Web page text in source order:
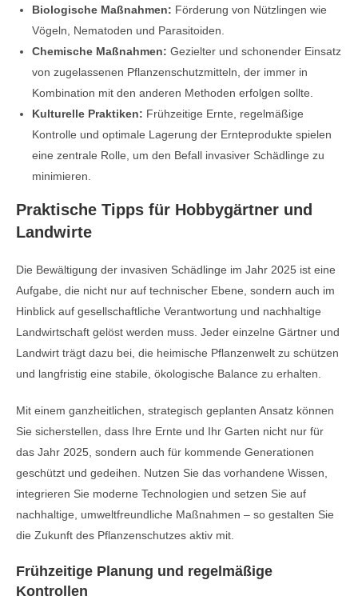
Biologische Maßnahmen: Förderung von Nützlingen wie
Vögeln, Nematoden und Parasitoiden.
Chemische Maßnahmen: Gezielter und schonender Einsatz
von zugelassenen Pflanzenschutzmitteln, der immer in
Kombination mit den anderen Methoden erfolgen sollte.
Kulturelle Praktiken: Frühzeitige Ernte, regelmäßige
Kontrolle und optimale Lagerung der Ernteprodukte spielen
eine zentrale Rolle, um den Befall invasiver Schädlinge zu
minimieren.
Praktische Tipps für Hobbygärtner und
Landwirte
Die Bewältigung der invasiven Schädlinge im Jahr 2025 ist eine
Aufgabe, die nicht nur auf technischer Ebene, sondern auch im
Hinblick auf gesellschaftliche Verantwortung und nachhaltige
Landwirtschaft gelöst werden muss. Jeder einzelne Gärtner und
Landwirt trägt dazu bei, die heimische Pflanzenwelt zu schützen
und langfristig eine stabile, ökologische Balance zu erhalten.
Mit einem ganzheitlichen, strategisch geplanten Ansatz können
Sie sicherstellen, dass Ihre Ernte und Ihr Garten nicht nur für
das Jahr 2025, sondern auch für kommende Generationen
geschützt und gedeihen. Nutzen Sie das vorhandene Wissen,
integrieren Sie moderne Technologien und setzen Sie auf
nachhaltige, umweltfreundliche Maßnahmen – so gestalten Sie
die Zukunft des Pflanzenschutzes aktiv mit.
Frühzeitige Planung und regelmäßige
Kontrollen